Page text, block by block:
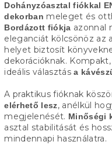
Dohányzóasztal fiókkal
dekorban meleget és
Bordázott fiókja azonnal
eleganciát kölcsönöz az
helyet biztosít
dekorációknak.
ideális választása
A praktikus fióknak
elérhető lesz, anélkül
megjelenését. Minőségi
asztal stabilitását és
mindennapi használatra.